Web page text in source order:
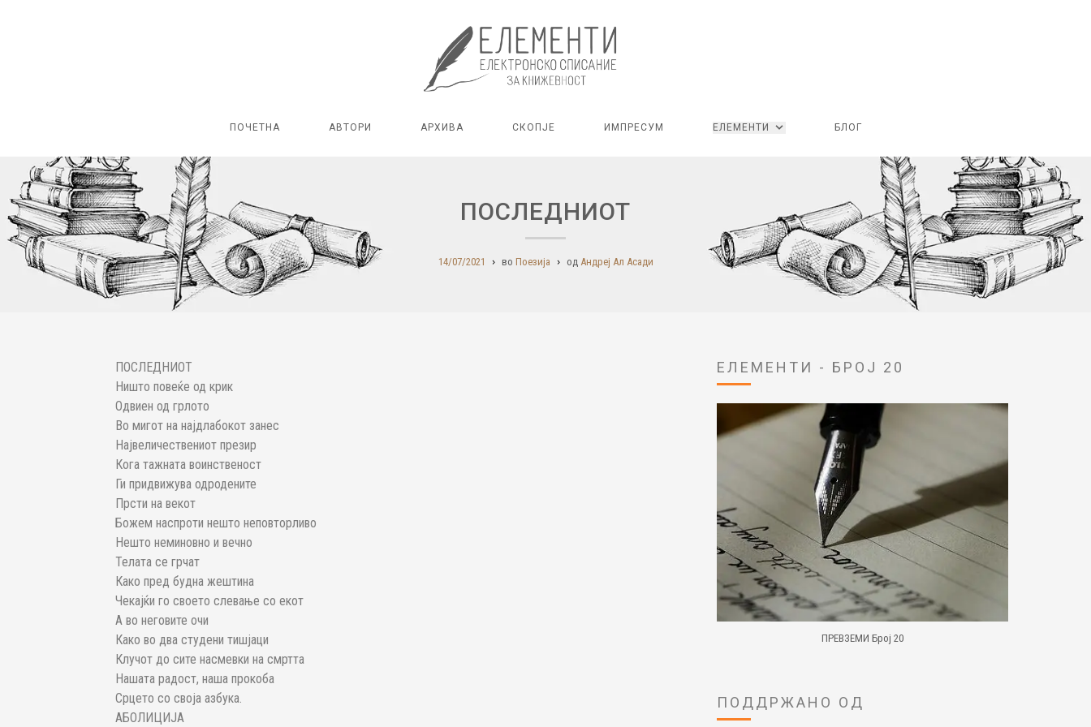
ПОЧЕТНА АВТОРИ АРХИВА СКОПЈЕ ИМПРЕСУМ ЕЛЕМЕНТИ БЛОГ
ПОСЛЕДНИОТ
14/07/2021 во Поезија од Андреј Ал Асади
ПОСЛЕДНИОТ
Ништо повеќе од крик
Одвиен од грлото
Во мигот на најдлабокот занес
Највеличествениот презир
Кога тажната воинственост
Ги придвижува одродените
Прсти на векот
Божем наспроти нешто неповторливо
Нешто неминовно и вечно
Телата се грчат
Како пред будна жештина
Чекајќи го своето слевање со екот
А во неговите очи
Како во два студени тишјаци
Клучот до сите насмевки на смртта
Нашата радост, наша прокоба
Срцето со своја азбука.
АБОЛИЦИЈА
ЕЛЕМЕНТИ - БРОЈ 20
ПРЕВЗЕМИ Број 20
ПОДДРЖАНО ОД